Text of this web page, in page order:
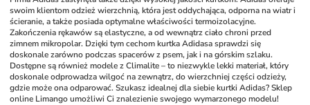
swoim klientom odzież wierzchnią, która jest oddychająca, odporna na wiatr i
ścieranie, a także posiada optymalne właściwości termoizolacyjne.
Zakończenia rękawów są elastyczne, a od wewnątrz ciało chroni przed
zimnem mikropolar. Dzięki tym cechom kurtka Adidasa sprawdzi się
doskonale zarówno podczas spacerów z psem, jak i na górskim szlaku.
Dostępne są również modele z Climalite – to niezwykle lekki materiał, który
doskonale odprowadza wilgoć na zewnątrz, do wierzchniej części odzieży,
gdzie może ona odparować. Szukasz idealnej dla siebie kurtki Adidas? Sklep
online Limango umożliwi Ci znalezienie swojego wymarzonego modelu!